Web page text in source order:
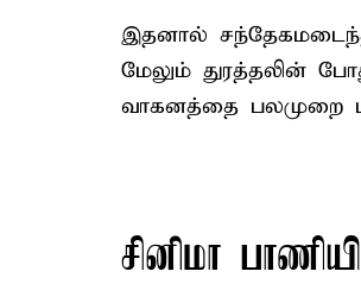
இதனால்
மேலும் துரத்தலின்
வாகனத்தை பலமுறை
சினிமா